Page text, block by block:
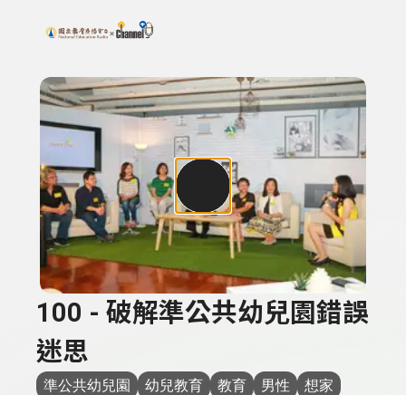
上方功能區塊
搜尋關鍵字：可輸入節目名稱、主持人或關鍵字
100 - 破解準公共幼兒園錯誤
迷思
準公共幼兒園 幼兒教育 教育 男性
想家